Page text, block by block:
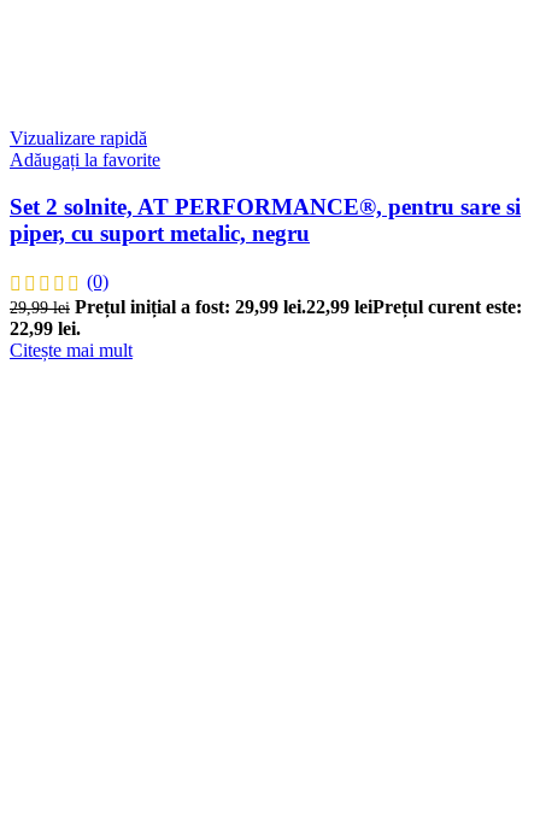
Vizualizare rapidă
Adăugați la favorite
Set 2 solnite, AT PERFORMANCE®, pentru sare si
piper, cu suport metalic, negru
(0)
29,99lei Prețul inițial a fost: 29,99 lei.22,99 leiPrețul curent este:
22,99 lei.
Citește mai mult